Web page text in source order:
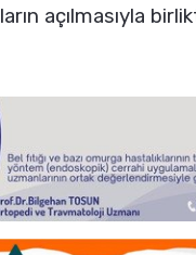
açılmasıyla